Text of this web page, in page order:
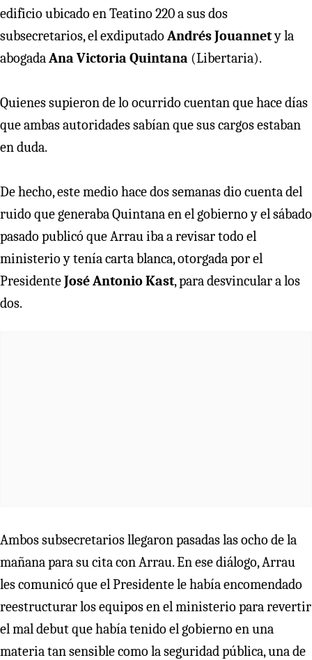
edificio ubicado en Teatino 220 a sus dos
subsecretarios, el exdiputado Andrés Jouannety la
abogadaAna Victoria Quintana (Libertaria).
Quienes supieron de lo ocurrido cuentan que hace días
que ambas autoridades sabían que sus cargos estaban
en duda.
De hecho, este medio hace dos semanas dio cuenta del
ruido que generaba Quintana en el gobierno y el sábado
pasado publicó que Arrau iba a revisar todo el
ministerio y tenía carta blanca, otorgada por el
PresidenteJosé Antonio Kast, para desvincular a los
dos.
Ambos subsecretarios llegaron pasadas las ocho de la
mañana para su cita con Arrau. En ese diálogo, Arrau
les comunicó que el Presidente le había encomendado
reestructurar los equipos en el ministerio para revertir
el mal debut que había tenido el gobierno en una
materia tan sensible como la seguridad pública, una de